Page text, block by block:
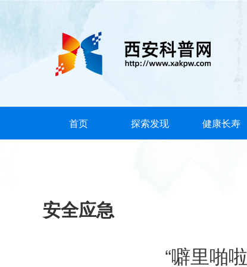
首页 探索发现 健康长寿
安全应急
“噼里啪